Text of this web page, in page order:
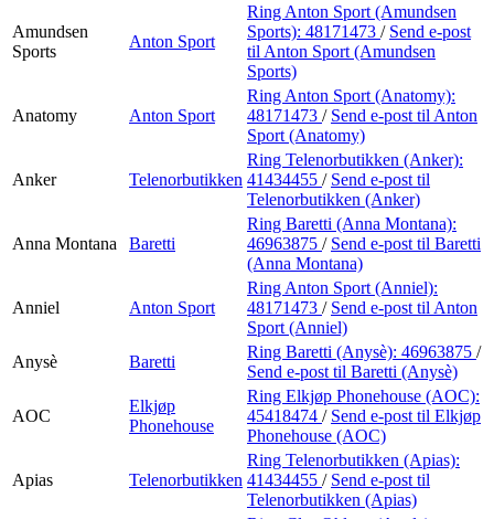
Amundsen
Sports
Anton Sport
Ring Anton Sport (Amundsen
Sports): 48171473 / Send e-post
til Anton Sport (Amundsen
Sports)
Anatomy Anton Sport
Ring Anton Sport (Anatomy):
48171473 / Send e-post til Anton
Sport (Anatomy)
Anker Telenorbutikken
Ring Telenorbutikken (Anker):
41434455 / Send e-post til
Telenorbutikken (Anker)
Anna Montana Baretti
Ring Baretti (Anna Montana):
46963875 / Send e-post til Baretti
(Anna Montana)
Anniel Anton Sport
Ring Anton Sport (Anniel):
48171473 / Send e-post til Anton
Sport (Anniel)
Anysè
Baretti
Ring Baretti (Anysè): 46963875 /
Send e-post til Baretti (Anysè)
AOC
Elkjøp
Phonehouse
Ring Elkjøp Phonehouse (AOC):
45418474 / Send e-post til Elkjøp
Phonehouse (AOC)
Apias Telenorbutikken
Ring Telenorbutikken (Apias):
41434455 / Send e-post til
Telenorbutikken (Apias)